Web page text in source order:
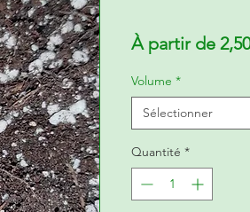
À partir de
Volume *
Sélectionner
Quantité *